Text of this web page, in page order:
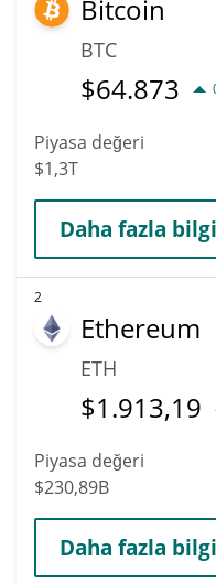
Bitcoin
BTC
$64.873
Piyasa değeri
$1,3T
Daha fazla bilgi
2
Ethereum
ETH
$1.913,19
Piyasa değeri
$230,89B
Daha fazla bilgi